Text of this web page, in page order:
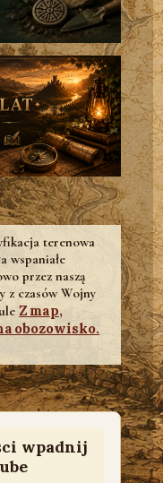
terenowa
wspaniałe
przez naszą
z czasów Wojny
Z map,
obozowisko.
wpadnij